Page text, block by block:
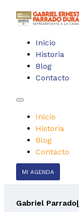
Inicio
Historia
Blog
Contacto
Inicio
Historia
Blog
Contacto
MI AGENDA
Gabriel Parrado|